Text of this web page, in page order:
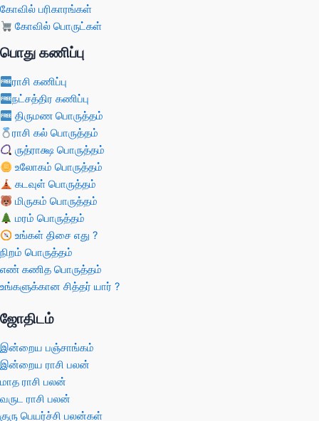
கோவில் பரிகாரங்கள்
கோவில் பொருட்கள்
பொது கணிப்பு
ராசி கணிப்பு
நட்சத்திர கணிப்பு
திருமண பொருத்தம்
ராசி கல் பொருத்தம்
ருத்ராக்ஷ பொருத்தம்
உலோகம் பொருத்தம்
கடவுள் பொருத்தம்
மிருகம் பொருத்தம்
மரம் பொருத்தம்
உங்கள் திசை எது ?
நிறம் பொருத்தம்
எண் கணித பொருத்தம்
உங்களுக்கான சித்தர் யார் ?
ஜோதிடம்
இன்றைய பஞ்சாங்கம்
இன்றைய ராசி பலன்
மாத ராசி பலன்
வருட ராசி பலன்
குரு பெயர்ச்சி பலன்கள்